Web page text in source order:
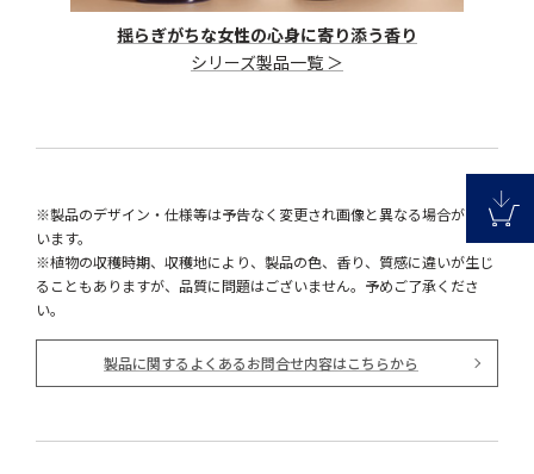
揺らぎがちな女性の心身に寄り添う香り
シリーズ製品一覧 ＞
※製品のデザイン・仕様等は予告なく変更され画像と異なる場合がござ
います。
※植物の収穫時期、収穫地により、製品の色、香り、質感に違いが生じ
ることもありますが、品質に問題はございません。予めご了承くださ
い。
製品に関するよくあるお問合せ内容はこちらから